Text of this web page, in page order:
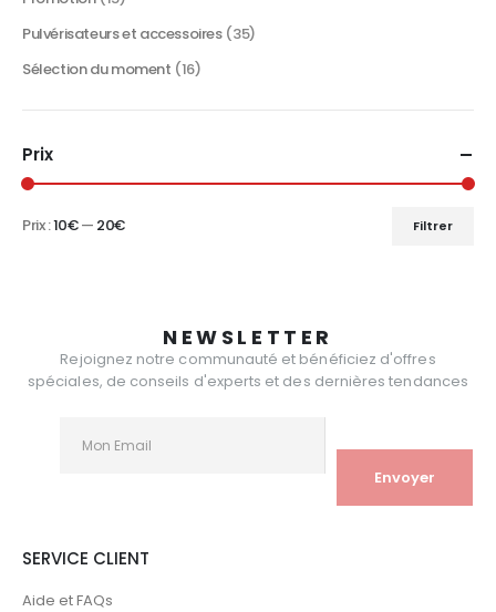
Pulvérisateurs et accessoires (35)
Sélection du moment (16)
Prix
Filtrer
Prix :10€— 20€
NEWSLETTER
Rejoignez notre communauté et bénéficiez d'offres
spéciales, de conseils d'experts et des dernières tendances
SERVICE CLIENT
Aide et FAQs